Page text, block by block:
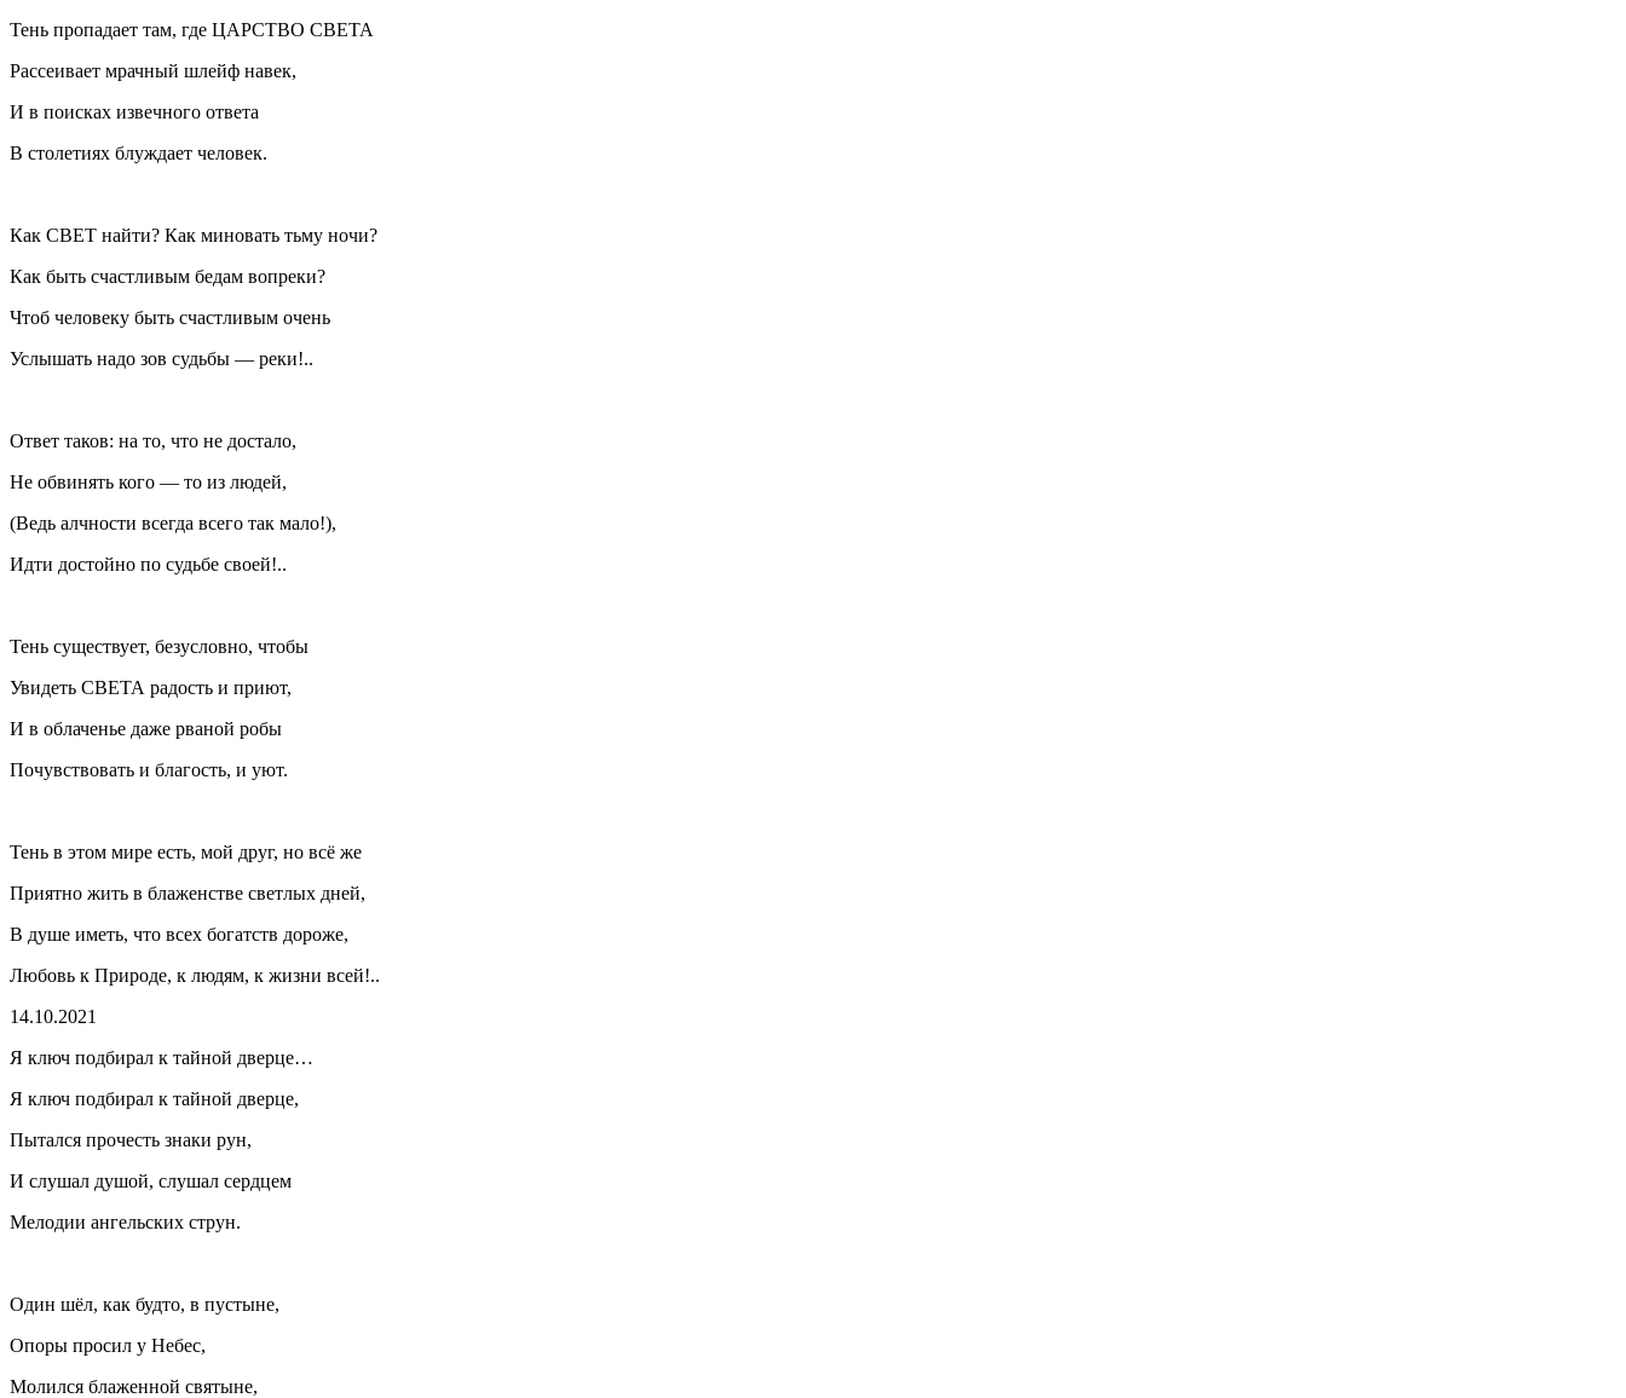
Тень пропадает там, где ЦАРСТВО СВЕТА
Рассеивает мрачный шлейф навек,
И в поисках извечного ответа
В столетиях блуждает человек.
Как СВЕТ найти? Как миновать тьму ночи?
Как быть счастливым бедам вопреки?
Чтоб человеку быть счастливым очень
Услышать надо зов судьбы — реки!..
Ответ таков: на то, что не достало,
Не обвинять кого — то из людей,
(Ведь алчности всегда всего так мало!),
Идти достойно по судьбе своей!..
Тень существует, безусловно, чтобы
Увидеть СВЕТА радость и приют,
И в облаченье даже рваной робы
Почувствовать и благость, и уют.
Тень в этом мире есть, мой друг, но всё же
Приятно жить в блаженстве светлых дней,
В душе иметь, что всех богатств дороже,
Любовь к Природе, к людям, к жизни всей!..
14.10.2021
Я ключ подбирал к тайной дверце…
Я ключ подбирал к тайной дверце,
Пытался прочесть знаки рун,
И слушал душой, слушал сердцем
Мелодии ангельских струн.
Один шёл, как будто, в пустыне,
Опоры просил у Небес,
Молился блаженной святыне,